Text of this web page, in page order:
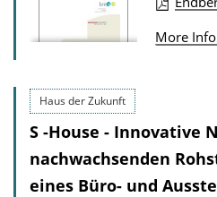
w
o
a
d
u
i
a
More
Haus der Zukunft
S -House - Innovative
nachwachsenden
eines Büro- und